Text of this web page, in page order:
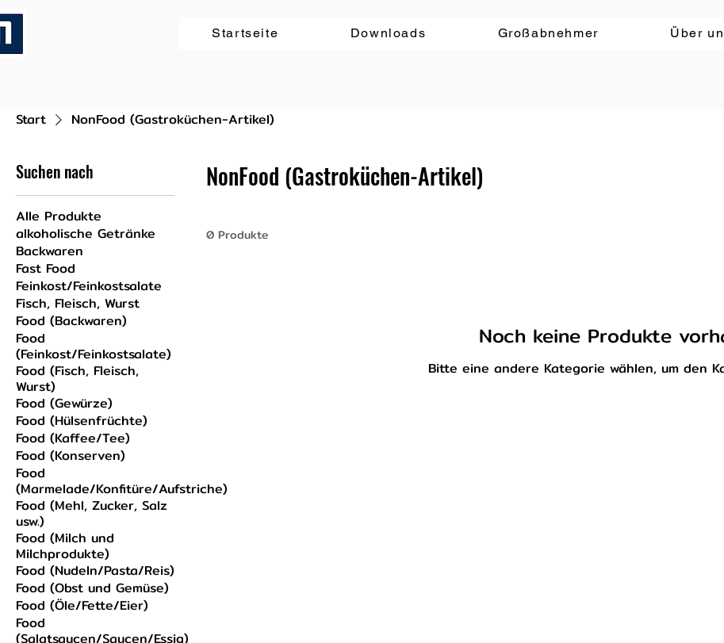
Startseite Downloads Großabnehmer Über
Start NonFood (Gastroküchen-Artikel)
Suchen nach
Alle Produkte
alkoholische Getränke
Backwaren
Fast Food
Feinkost/Feinkostsalate
Fisch, Fleisch, Wurst
Food (Backwaren)
Food
(Feinkost/Feinkostsalate)
Food (Fisch, Fleisch,
Wurst)
Food (Gewürze)
Food (Hülsenfrüchte)
Food (Kaffee/Tee)
Food (Konserven)
Food
(Marmelade/Konfitüre/Aufstriche)
Food (Mehl, Zucker, Salz
usw.)
Food (Milch und
Milchprodukte)
Food (Nudeln/Pasta/Reis)
Food (Obst und Gemüse)
Food (Öle/Fette/Eier)
Food
(Salatsaucen/Saucen/Essig)
NonFood (Gastroküchen-Artikel)
0 Produkte
Noch keine Produkte
Bitte eine andere Kategorie wählen, um den